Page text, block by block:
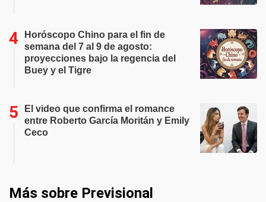
Horóscopo Chino para el fin de
semana del 7 al 9 de agosto:
proyecciones bajo la regencia del
Buey y el Tigre
El video que confirma el romance
entre Roberto García Moritán y Emily
Ceco
Más sobre Previsional